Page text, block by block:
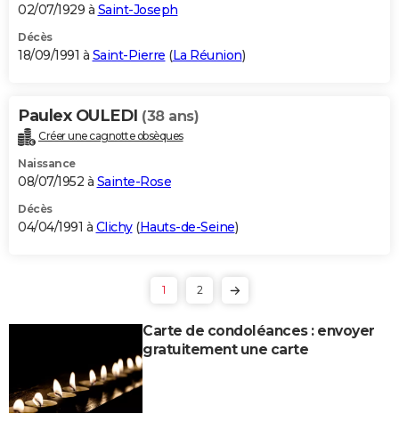
02/07/1929 à Saint-Joseph
Décès
18/09/1991 à Saint-Pierre (La Réunion)
Paulex OULEDI (38 ans)
Créer une cagnotte obsèques
Naissance
08/07/1952 à Sainte-Rose
Décès
04/04/1991 à Clichy(Hauts-de-Seine)
1 2
Carte de condoléances : envoyer
gratuitement une carte